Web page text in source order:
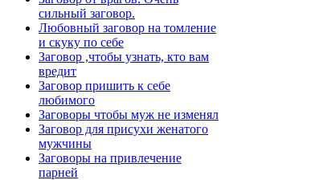
сильный заговор.
Любовный заговор на томление
и скуку по себе
Заговор ,чтобы узнать, кто вам
вредит
Заговор пришить к себе
любимого
Заговоры чтобы муж не изменял
Заговор для присухи женатого
мужчины
Заговоры на привлечение
парней